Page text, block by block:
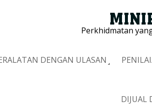
Perkhidmatan
DENGAN ULASAN
DIJUAL